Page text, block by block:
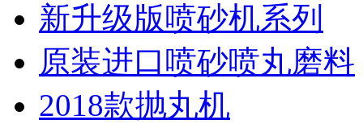
新升级版喷砂机系列
原装进口喷砂喷丸磨料
2018款抛丸机